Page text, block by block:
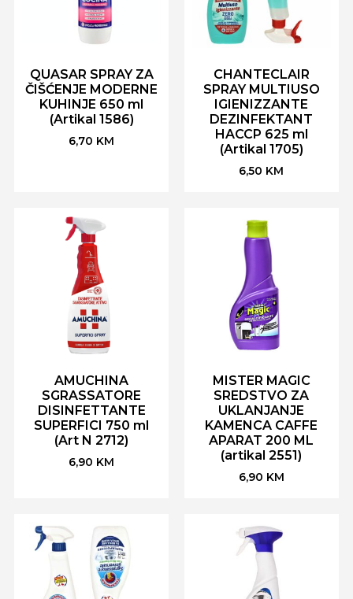
QUASAR SPRAY ZA
ČIŠĆENJE MODERNE
KUHINJE 650 ml
(Artikal 1586)
6,70 KM
CHANTECLAIR
SPRAY MULTIUSO
IGIENIZZANTE
DEZINFEKTANT
HACCP 625 ml
(Artikal 1705)
6,50 KM
AMUCHINA
SGRASSATORE
DISINFETTANTE
SUPERFICI 750 ml
(Art N 2712)
6,90 KM
MISTER MAGIC
SREDSTVO ZA
UKLANJANJE
KAMENCA CAFFE
APARAT 200 ML
(artikal 2551)
6,90 KM